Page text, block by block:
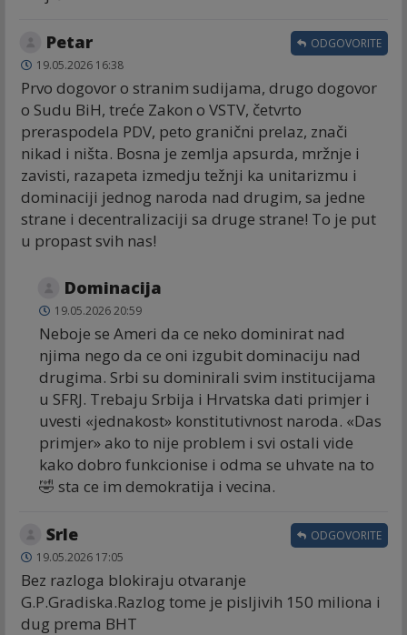
Petar
19.05.2026 16:38
Prvo dogovor o stranim sudijama, drugo dogovor
o Sudu BiH, treće Zakon o VSTV, četvrto
preraspodela PDV, peto granični prelaz, znači
nikad i ništa. Bosna je zemlja apsurda, mržnje i
zavisti, razapeta izmedju težnji ka unitarizmu i
dominaciji jednog naroda nad drugim, sa jedne
strane i decentralizaciji sa druge strane! To je put
u propast svih nas!
ODGOVORITE
Dominacija
19.05.2026 20:59
Neboje se Ameri da ce neko dominirat nad
njima nego da ce oni izgubit dominaciju nad
drugima. Srbi su dominirali svim institucijama
u SFRJ. Trebaju Srbija i Hrvatska dati primjer i
uvesti «jednakost» konstitutivnost naroda. «Das
primjer» ako to nije problem i svi ostali vide
kako dobro funkcionise i odma se uhvate na to
🤣 sta ce im demokratija i vecina.
Srle
19.05.2026 17:05
Bez razloga blokiraju otvaranje
G.P.Gradiska.Razlog tome je pisljivih 150 miliona i
dug prema BHT
ODGOVORITE